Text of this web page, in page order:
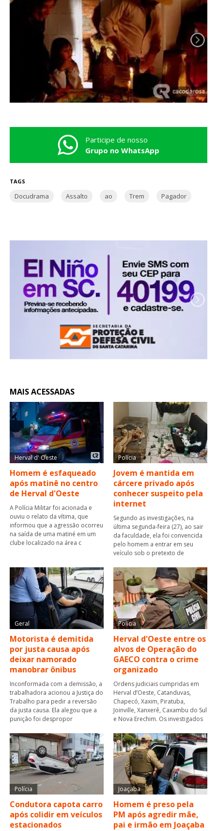
Participe de nosso
Grupo no WhatsApp
TAGS
Docudrama Assalto ao Trem Pagador
MAIS ACESSADAS
Herval d' Oeste
Homem é esfaqueado
após matinê no centro
de Herval d'Oeste
A Polícia Militar foi acionada e
ouviu o relato da vítima, que
informou que a agressão ocorreu
na saída de uma matiné em um
clube localizado na área c
Polícia
Jovem é mantida em
cárcere privado após
conhecer suspeito pela
internet
Segundo as investigações, na
última segunda-feira (27), ao sair
da faculdade, ela foi convencida
pelo homem a entrar em seu
veículo sob o pretexto de
Geral
Motorista é demitida
por justa causa após
deixar namorado
manobrar ônibus
Inconformada com a demissão, a
trabalhadora acionou a Justiça do
Trabalho para pedir a reversão
da justa causa. Ela alegou que a
punição foi despropor
Polícia
Herval d'Oeste entre os
alvos de Operação do
GAECO contra o crime
organizado
Ordens judiciais cumpridas em
Herval d’Oeste, Catanduvas,
Chapecó, Xaxim, Piratuba,
Joinville, Xanxerê, Caxambu do Sul
e Nova Erechim. Os investigados
Polícia
Condutora capota carro
após colidir em veículos
estacionados
Joaçaba
Homem é preso pela
PM após agredir mãe,
pai e irmão em Joaçaba